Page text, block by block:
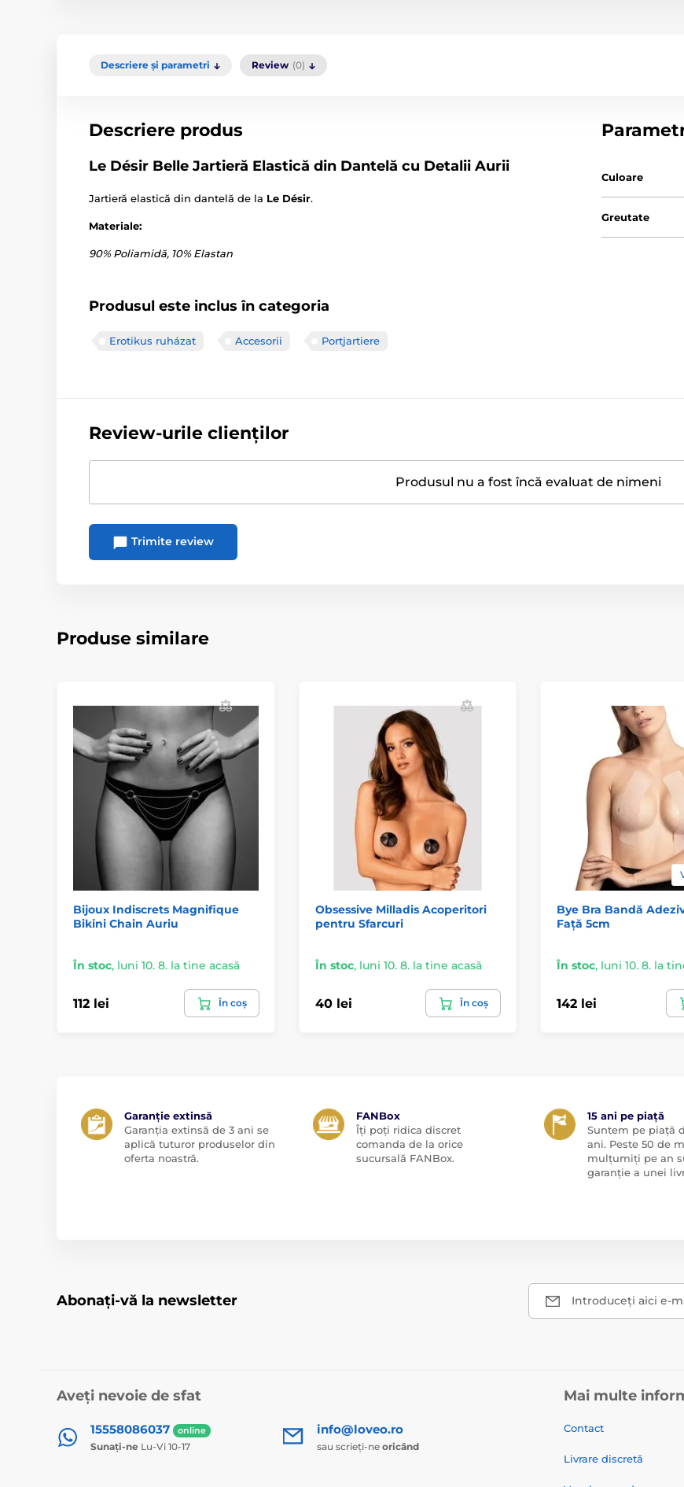
Descriere și parametri Review (0)
Descriere produs
Le Désir Belle Jartieră Elastică din Dantelă cu Detalii Aurii
Jartieră elastică din dantelă de la Le Désir.
Materiale:
90% Poliamidă, 10% Elastan
Produsul este inclus în categoria
Erotikus ruházat Accesorii Portjartiere
Culoare
Greutate
Review-urile clienților
Produsul nu a fost încă evaluat de nimeni
Trimite review
Produse similare
Bijoux Indiscrets Magnifique
Bikini Chain Auriu
În stoc, luni 10. 8. la tine acasă
112 lei În coș
Obsessive Milladis Acoperitori
pentru Sfarcuri
În stoc, luni 10. 8. la tine acasă
40 lei În coș
Bye Bra Bandă
Față 5cm
În stoc, luni 10. 8. la
142 lei
Garanție extinsă
Garanția extinsă de 3 ani se
aplică tuturor produselor din
oferta noastră.
FANBox
Îți poți ridica discret
comanda de la orice
sucursală FANBox.
15 ani pe piață
Suntem pe piață
ani. Peste 50 de
mulțumiți pe an
garanție a unei
Abonați-vă la newsletter Introduceți aici e-
Aveți nevoie de sfat
15558086037 online
Sunați-ne Lu-Vi 10-17
info@loveo.ro
sau scrieți-ne oricând
Mai multe
Contact
Livrare discretă